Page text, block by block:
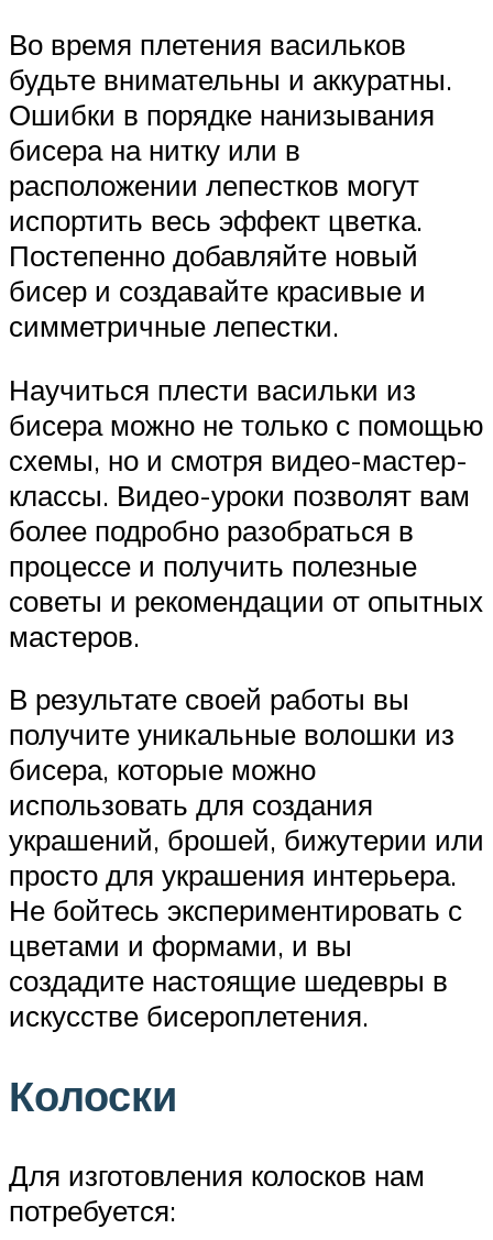
Во время плетения васильков
будьте внимательны и аккуратны.
Ошибки в порядке нанизывания
бисера на нитку или в
расположении лепестков могут
испортить весь эффект цветка.
Постепенно добавляйте новый
бисер и создавайте красивые и
симметричные лепестки.
Научиться плести васильки из
бисера можно не только с помощью
схемы, но и смотря видео-мастер-
классы. Видео-уроки позволят вам
более подробно разобраться в
процессе и получить полезные
советы и рекомендации от опытных
мастеров.
В результате своей работы вы
получите уникальные волошки из
бисера, которые можно
использовать для создания
украшений, брошей, бижутерии или
просто для украшения интерьера.
Не бойтесь экспериментировать с
цветами и формами, и вы
создадите настоящие шедевры в
искусстве бисероплетения.
Колоски
Для изготовления колосков нам
потребуется: